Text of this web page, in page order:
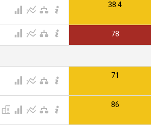
38.4
78
71
86